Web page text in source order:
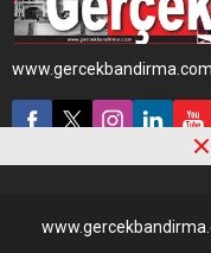
www.gercekbandirma.com